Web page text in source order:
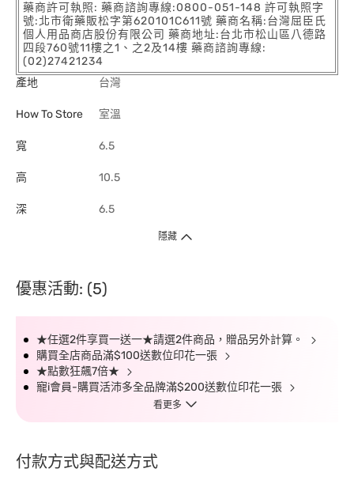
藥商許可執照: 藥商諮詢專線:0800-051-148 許可執照字
號:北市衛藥販松字第620101C611號 藥商名稱:台灣屈臣氏
個人用品商店股份有限公司 藥商地址:台北市松山區八德路
四段760號11樓之1、之2及14樓 藥商諮詢專線:
(02)27421234
產地
台灣
How To Store 室溫
寬 6.5
高 10.5
深 6.5
隱藏
優惠活動: (5)
★任選2件享買一送一★請選2件商品，贈品另外計算。
購買全店商品滿$100送數位印花一張
★點數狂飆7倍★
寵i會員-購買活沛多全品牌滿$200送數位印花一張
看更多
付款方式與配送方式